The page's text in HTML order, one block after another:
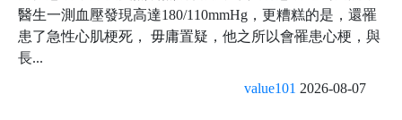
醫生一測血壓發現高達180/110mmHg，更糟糕的是，還罹
患了急性心肌梗死， 毋庸置疑，他之所以會罹患心梗，與
長...
value101 2026-08-07